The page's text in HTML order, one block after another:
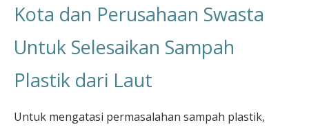
Kota dan Perusahaan Swasta
Untuk Selesaikan Sampah
Plastik dari Laut
Untuk mengatasi permasalahan sampah plastik,